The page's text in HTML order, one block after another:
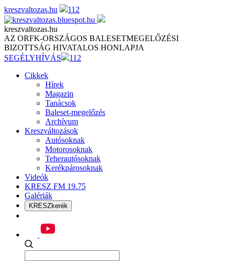
Skip
to
content
kreszvaltozas.hu 112
kreszvaltozas.hu
AZ ORFK-ORSZÁGOS BALESETMEGELŐZÉSI
BIZOTTSÁG HIVATALOS HONLAPJA
SEGÉLYHÍVÁS
112
Cikkek
Hírek
Magazin
Tanácsok
Baleset-megelőzés
Archívum
Kreszváltozások
Autósoknak
Motorosoknak
Teherautósoknak
Kerékpárosoknak
Videók
KRESZ FM 19.75
Galériák
KRESZkerék